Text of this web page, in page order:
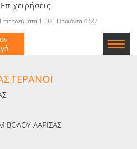
Επιχειρήσεις
Επιτηδεύματα 1532 Προϊόντα 4327
ΓΕΡΑΝΟΙ
ΒΟΛΟΥ-ΛΑΡΙΣΑΣ